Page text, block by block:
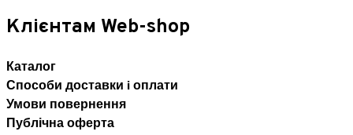
Клієнтам Web-shop
Каталог
Способи доставки i оплати
Умови повернення
Публічна оферта